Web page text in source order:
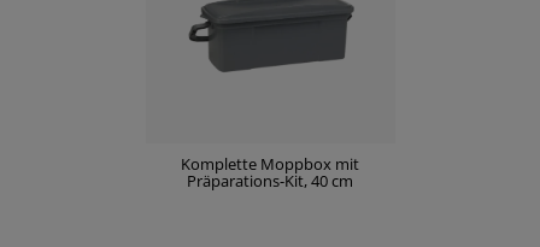
Komplette Moppbox mit
Präparations-Kit, 40 cm